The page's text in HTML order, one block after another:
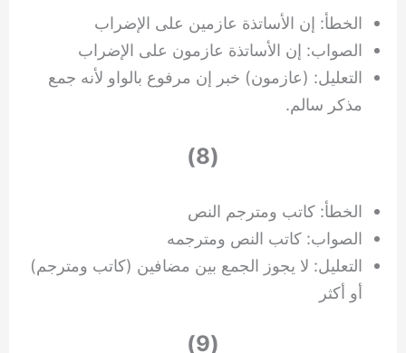
الخطأ: إن الأساتذة عازمين على الإضراب
الصواب: إن الأساتذة عازمون على الإضراب
التعليل: (عازمون) خبر إن مرفوع بالواو لأنه جمع
مذكر سالم.
(8)
الخطأ: كاتب ومترجم النص
الصواب: كاتب النص ومترجمه
التعليل: لا يجوز الجمع بين مضافين (كاتب ومترجم)
أو أكثر
(9)